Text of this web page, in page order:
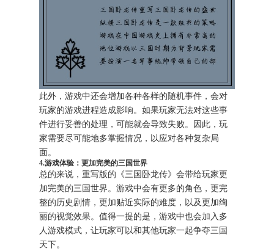
此外，游戏中还会增加各种各样的随机事件，会对
玩家的游戏进程造成影响。如果玩家无法对这些事
件进行妥善的处理，可能就会导致失败。因此，玩
家需要尽可能地多掌握情况，以应对各种复杂局
面。
4.游戏体验：更加完美的三国世界
总的来说，重写版的《三国卧龙传》会带给玩家更
加完美的三国世界。游戏中会有更多的角色，更完
整的历史剧情，更加贴近实际的难度，以及更加绚
丽的视觉效果。值得一提的是，游戏中也会加入多
人游戏模式，让玩家可以和其他玩家一起争夺三国
天下。